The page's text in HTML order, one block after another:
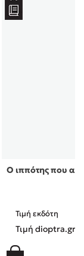
Ο ιππότης που
Τιμή εκδότη
Τιμή dioptra.gr